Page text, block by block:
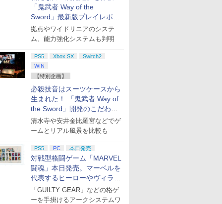
「鬼武者 Way of the
Sword」最新版プレイレポー
ト
拠点やワイドリニアのシステ
ム、能力強化システムも判明
PS5 Xbox SX
Switch2
WIN
【特別企画】
必殺技音はスーツケースから
生まれた！ 「鬼武者 Way of
the Sword」開発のこだわり
を目撃！
清水寺や安井金比羅宮などでゲ
ームとリアル風景を比較も
PS5 PC 本日発売
対戦型格闘ゲーム「MARVEL
闘魂」本日発売。マーベルを
代表するヒーローやヴィラン
たちが登場
「GUILTY GEAR」などの格ゲ
ーを手掛けるアークシステムワ